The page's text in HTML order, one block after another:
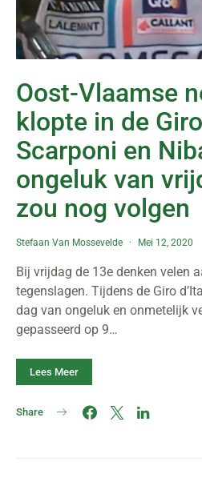
Oost-Vlaamse
klopte in de
Scarponi en
ongeluk van
zou nog volgen
Stefaan Van Mossevelde Mei 12, 2020
Bij vrijdag de 13e denken velen
tegenslagen. Tijdens de Giro
dag van ongeluk en onmetelijk
gepasseerd op 9…
Lees Meer
Share